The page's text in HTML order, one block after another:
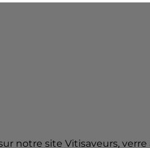
notre site Vitisaveurs, verre